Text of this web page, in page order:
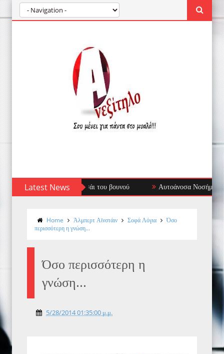
Latest News Αυτοάνοσα Νοσήματα: Όταν το
Home Άλμπερτ Αϊνστάιν Σοφά Λόγια
Όσο
περισσότερη η γνώση...
Όσο περισσότερη η
γνώση...
5/28/2014 01:35:00 μ.μ.